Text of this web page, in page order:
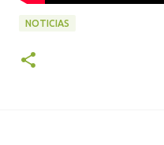
NOTICIAS